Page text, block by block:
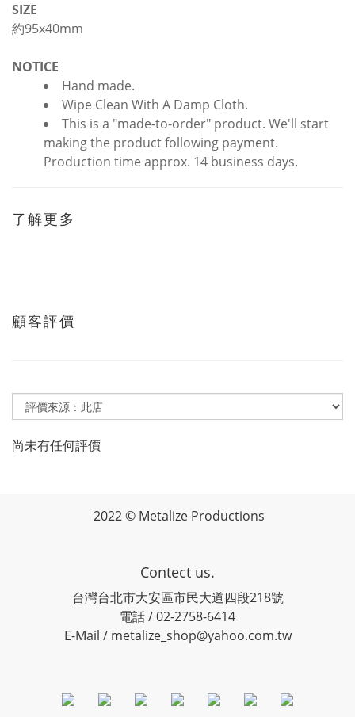
SIZE
約95x40mm
NOTICE
Hand made.
Wipe Clean With A Damp Cloth.
This is a "made-to-order" product. We'll start
making the product following payment.
Production time approx. 14 business days.
了解更多
顧客評價
尚未有任何評價
2022 © Metalize Productions
Contect us.
台灣台北市大安區市民大道四段218號
電話 / 02-2758-6414
E-Mail / metalize_shop@yahoo.com.tw